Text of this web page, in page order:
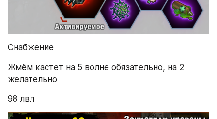
Снабжение
Жмём кастет на 5 волне обязательно, на 2
желательно
98 лвл